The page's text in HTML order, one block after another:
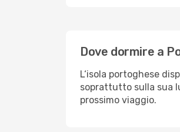
Dove dormire a
L‘isola portoghese
soprattutto sulla sua
prossimo viaggio.